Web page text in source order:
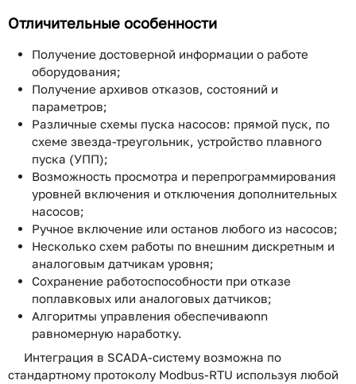
Отличительные особенности
Получение достоверной информации о работе
оборудования;
Получение архивов отказов, состояний и
параметров;
Различные схемы пуска насосов: прямой пуск, по
схеме звезда-треугольник, устройство плавного
пуска (УПП);
Возможность просмотра и перепрограммирования
уровней включения и отключения дополнительных
насосов;
Ручное включение или останов любого из насосов;
Несколько схем работы по внешним дискретным и
аналоговым датчикам уровня;
Сохранение работоспособности при отказе
поплавковых или аналоговых датчиков;
Алгоритмы управления обеспечиваюnn
равномерную наработку.
Интеграция в SCADA-систему возможна по
стандартному протоколу Modbus-RTU используя любой